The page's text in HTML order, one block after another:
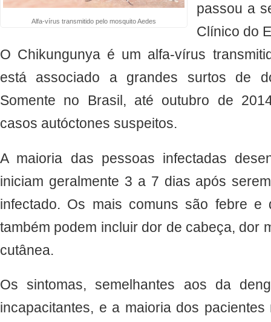
Alfa-vírus transmitido pelo mosquito Aedes
passou a
Clínico do
O Chikungunya é um alfa-vírus
está associado a grandes surtos de
Somente no Brasil, até outubro de
casos autóctones suspeitos.
A maioria das pessoas infectadas
iniciam geralmente 3 a 7 dias após
infectado. Os mais comuns são febre e
também podem incluir dor de cabeça, dor
cutânea.
Os sintomas, semelhantes aos da
incapacitantes, e a maioria dos